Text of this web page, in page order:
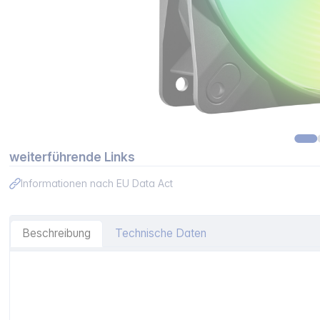
weiterführende Links
Informationen nach EU Data Act
Beschreibung Technische Daten